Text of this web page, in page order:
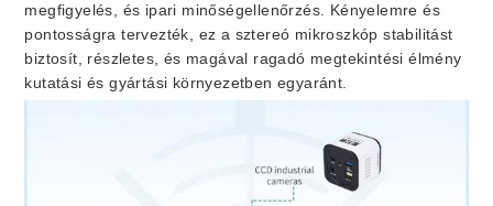
megfigyelés, és ipari minőségellenőrzés. Kényelemre és
pontosságra tervezték, ez a sztereó mikroszkóp stabilitást
biztosít, részletes, és magával ragadó megtekintési élmény
kutatási és gyártási környezetben egyaránt.